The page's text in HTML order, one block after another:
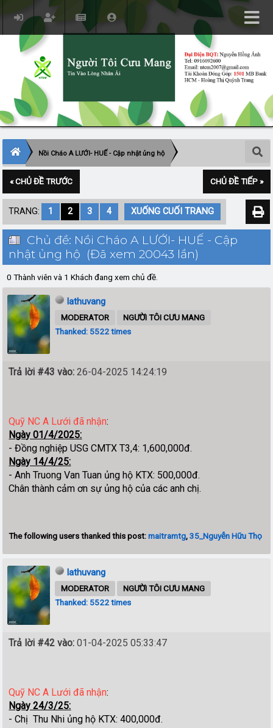
Nồi Cháo A LƯỚI- HUẾ - Cập nhật ủng hộ
« CHỦ ĐỀ TRƯỚC CHỦ ĐỀ TIẾP »
TRANG: 1 2 3 4 XUỐNG CUỐI TRANG
Chủ đề: Nồi Cháo A LƯỚI- HUẾ - Cập
nhật ủng hộ (Đã xem 20043 lần)
0 Thành viên và 1 Khách đang xem chủ đề.
lathuvang
MODERATOR
NGƯỜI TÔI CƯU MANG
Thanked: 5522 times
Trả lời #43 vào: 26-04-2025 14:24:19
Quỹ NC A Lưới đã nhận:
Ngày 01/4/2025:
- Đồng nghiệp USG CMTX T3,4: 1,600,000đ.
Ngày 14/4/25:
- Anh Truong Van Tuan ủng hộ KTX: 500,000đ.
Chân thành cảm ơn sự ủng hộ của các anh chị.
The following users thanked this post:maitramtg,35_Nguyễn Hữu Thọ
lathuvang
MODERATOR
NGƯỜI TÔI CƯU MANG
Thanked: 5522 times
Trả lời #42 vào: 01-04-2025 05:33:47
Quỹ NC A Lưới đã nhận:
Ngày 24/3/25:
- Chị Thu Nhi ủng hộ KTX: 400,000đ.